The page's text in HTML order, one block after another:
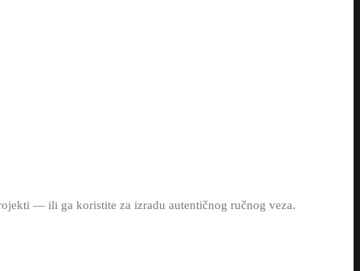
— ili ga koristite za izradu autentičnog ručnog veza.